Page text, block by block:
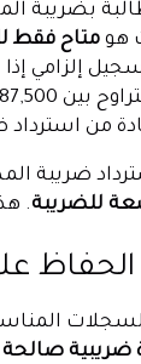
بضريبة
هومتاح فقط
من استرداد
ضريبة
للضريبة.
ضريبية صالحة